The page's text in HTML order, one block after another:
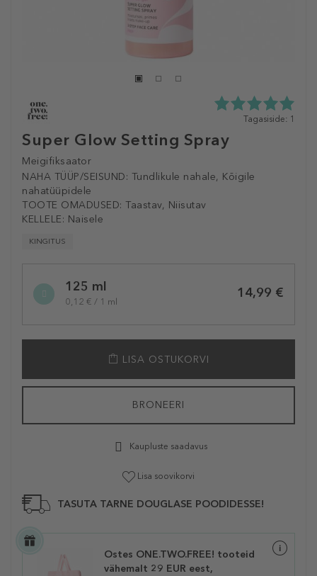
Super Glow Setting Spray
Meigifiksaator
NAHA TÜÜP/SEISUND: Tundlikule nahale, Kõigile
nahatüüpidele
TOOTE OMADUSED: Taastav, Niisutav
KELLELE: Naisele
KINGITUS
5.0
Tagasiside: 1
variation125 ml
0,12 € / 1 ml
14,99 €
LISA OSTUKORVI
BRONEERI
Kaupluste saadavus
Lisa soovikorvi
TASUTA TARNE DOUGLASE POODIDESSE!
Ostes ONE.TWO.FREE! tooteid
vähemalt 29 EUR eest,